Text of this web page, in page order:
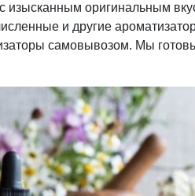
изысканным оригинальным
и другие
самовывозом. Мы